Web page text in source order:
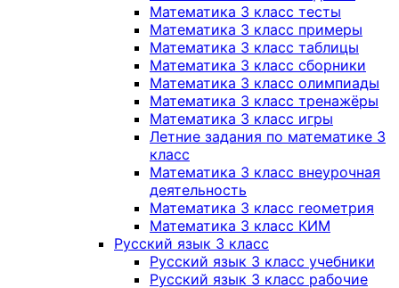
Математика 3 класс тесты
Математика 3 класс примеры
Математика 3 класс таблицы
Математика 3 класс сборники
Математика 3 класс олимпиады
Математика 3 класс тренажёры
Математика 3 класс игры
Летние задания по математике 3
класс
Математика 3 класс внеурочная
деятельность
Математика 3 класс геометрия
Математика 3 класс КИМ
Русский язык 3 класс
Русский язык 3 класс учебники
Русский язык 3 класс рабочие